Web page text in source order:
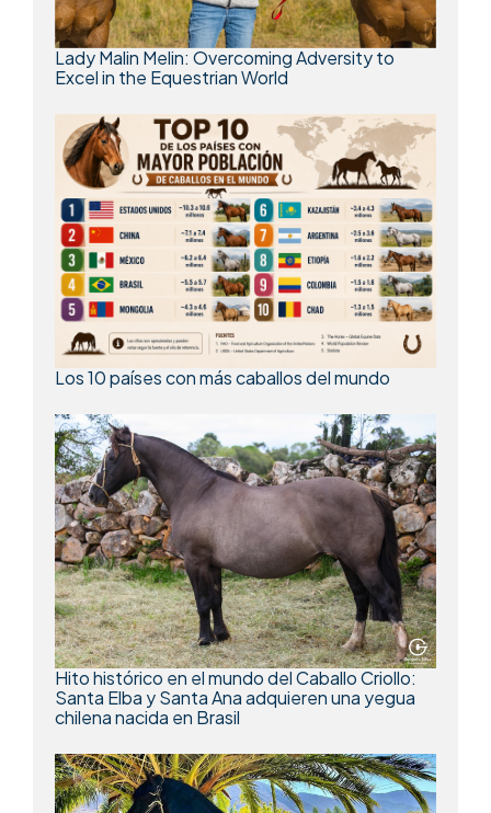
Lady Malin Melin: Overcoming Adversity to
Excel in the Equestrian World
Los 10 países con más caballos del mundo
Hito histórico en el mundo del Caballo Criollo:
Santa Elba y Santa Ana adquieren una yegua
chilena nacida en Brasil